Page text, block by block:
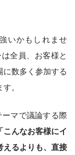
いかもしれませ
全員、お客様と
数多く参加する
。
マで議論する際
「こんなお客様にイ
えるよりも、直接